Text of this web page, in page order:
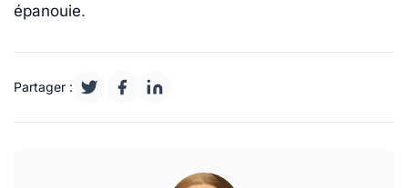
épanouie.
Partager :